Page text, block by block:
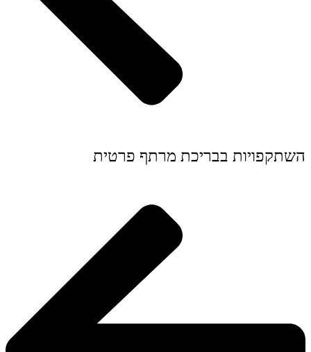
השתקפויות בבריכת מרתף פרטית